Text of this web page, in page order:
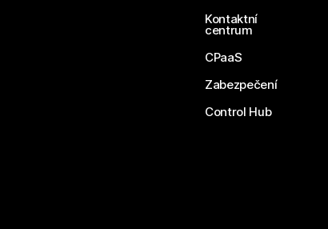
Kontaktní
centrum
CPaaS
Zabezpečení
Control Hub